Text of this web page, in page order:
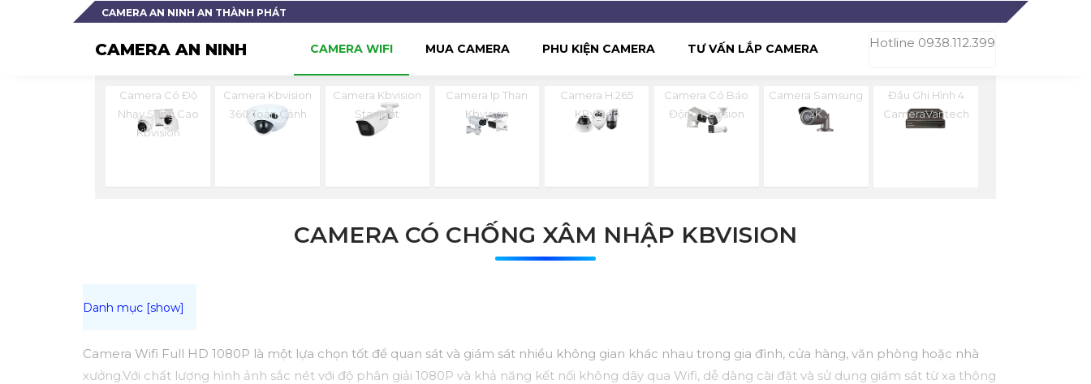
CAMERA AN NINH AN THÀNH PHÁT
CAMERA AN NINH Hotline 0938.112.399
CAMERA WIFI MUA CAMERA PHU KIỆN CAMERA TƯ VẤN LẮP CAMERA
Camera Có Độ
Nhạy Sáng Cao
Kbvision
Camera Kbvision
360 Toàn Cảnh
Camera Kbvision
Starlight
Camera Ip Than
Kbvision
Camera H.265
KBvision
Camera Có Báo
Động Kbvision
Camera Samsung
2K
Đầu Ghi Hình 4
CameraVantech
CAMERA CÓ CHỐNG XÂM NHẬP KBVISION
Camera Wifi Full HD 1080P là một lựa chọn tốt để quan sát và giám sát nhiều không gian khác nhau trong gia đình, cửa hàng, văn phòng hoặc nhà
xưởng.Với chất lượng hình ảnh sắc nét với độ phân giải 1080P và khả năng kết nối không dây qua Wifi, dễ dàng cài đặt và sử dụng giám sát từ xa thông